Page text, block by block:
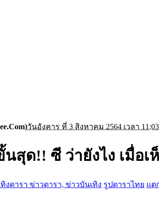
วันอังคาร ที่ 3 สิงหาคม 2564 เวลา
นสุด!! ซี ว่ายังไง เมื่อ
งดารา ข่าวดารา, ข่าวบันเทิง รูปดาราไทย เเ